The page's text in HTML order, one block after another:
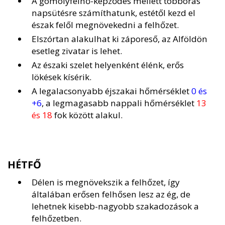
napsütésre számíthatunk, estétől kezd el
észak felől megnövekedni a felhőzet.
Elszórtan alakulhat ki záporeső, az Alföldön
esetleg zivatar is lehet.
Az északi szelet helyenként élénk, erős
lökések kísérik.
A legalacsonyabb éjszakai hőmérséklet0 és
+6, a legmagasabb nappali hőmérséklet 13
és 18 fok között alakul.
HÉTFŐ
Délen is megnövekszik a felhőzet, így
általában erősen felhősen lesz az ég, de
lehetnek kisebb-nagyobb szakadozások a
felhőzetben.